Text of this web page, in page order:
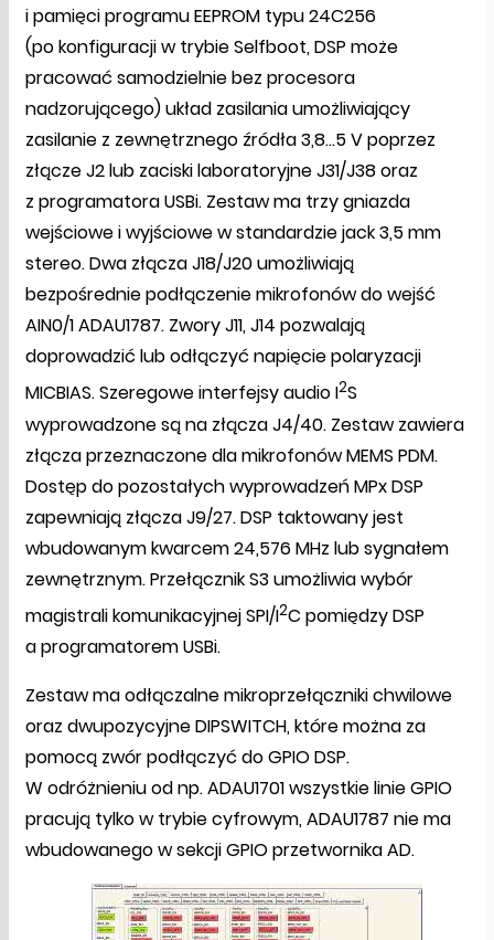
i pamięci programu EEPROM typu 24C256
(po konfiguracji w trybie Selfboot, DSP może
pracować samodzielnie bez procesora
nadzorującego) układ zasilania umożliwiający
zasilanie z zewnętrznego źródła 3,8…5 V poprzez
złącze J2 lub zaciski laboratoryjne J31/J38 oraz
z programatora USBi. Zestaw ma trzy gniazda
wejściowe i wyjściowe w standardzie jack 3,5 mm
stereo. Dwa złącza J18/J20 umożliwiają
bezpośrednie podłączenie mikrofonów do wejść
AIN0/1 ADAU1787. Zwory J11, J14 pozwalają
doprowadzić lub odłączyć napięcie polaryzacji
MICBIAS. Szeregowe interfejsy audio I2S
wyprowadzone są na złącza J4/40. Zestaw zawiera
złącza przeznaczone dla mikrofonów MEMS PDM.
Dostęp do pozostałych wyprowadzeń MPx DSP
zapewniają złącza J9/27. DSP taktowany jest
wbudowanym kwarcem 24,576 MHz lub sygnałem
zewnętrznym. Przełącznik S3 umożliwia wybór
magistrali komunikacyjnej SPI/I2C pomiędzy DSP
a programatorem USBi.
Zestaw ma odłączalne mikroprzełączniki chwilowe
oraz dwupozycyjne DIPSWITCH, które można za
pomocą zwór podłączyć do GPIO DSP.
W odróżnieniu od np. ADAU1701 wszystkie linie GPIO
pracują tylko w trybie cyfrowym, ADAU1787 nie ma
wbudowanego w sekcji GPIO przetwornika AD.